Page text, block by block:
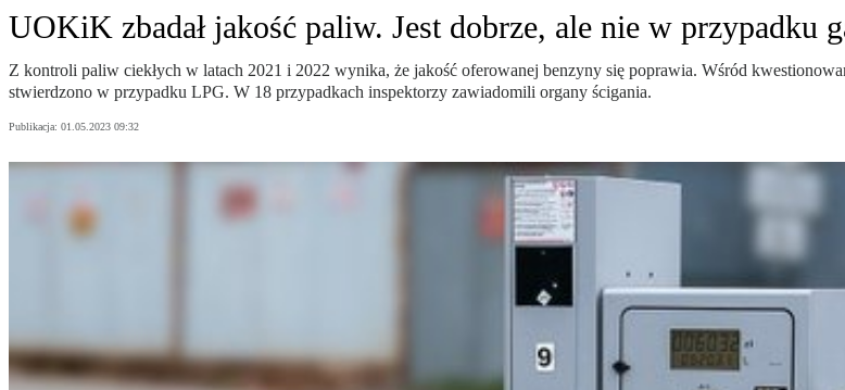
UOKiK zbadał jakość paliw. Jest dobrze, ale nie w przypadku
Z kontroli paliw ciekłych w latach 2021 i 2022 wynika, że jakość oferowanej benzyny się poprawia. Wśród
stwierdzono w przypadku LPG. W 18 przypadkach inspektorzy zawiadomili organy ścigania.
Publikacja: 01.05.2023 09:32